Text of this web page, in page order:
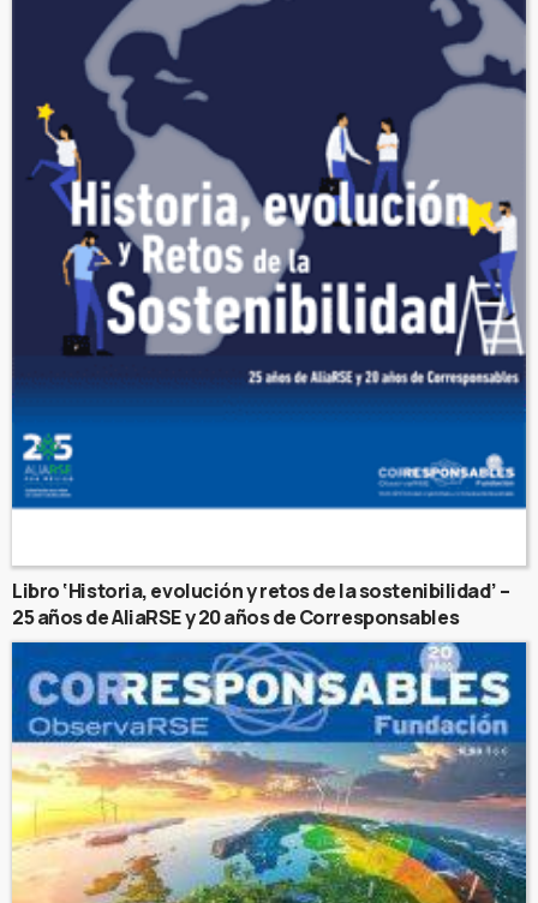
Libro ‘Historia, evolución y retos de la sostenibilidad’ –
25 años de AliaRSE y 20 años de Corresponsables